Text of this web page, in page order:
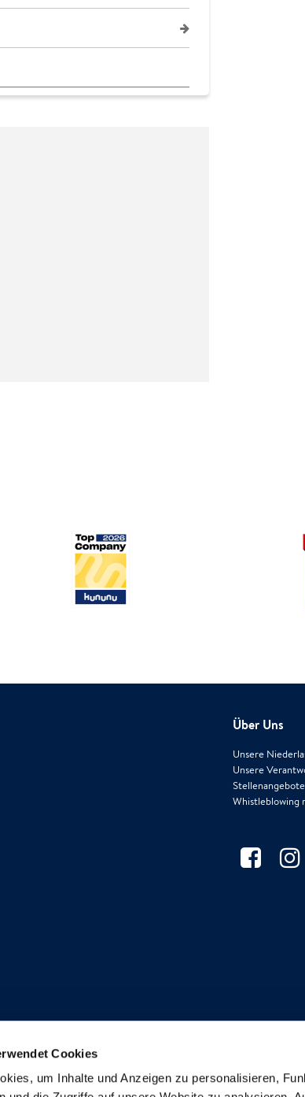
Cookies
um Inhalte und Anzeigen zu personalisieren,
Über Uns
Unsere
Unsere
Stellenangebote
Whistleblowing